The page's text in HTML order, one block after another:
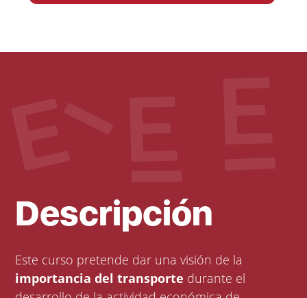
Descripción
Este curso pretende dar una visión de la
importancia del transporte durante el